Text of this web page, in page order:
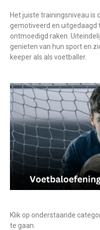
Het juiste trainingsniveau is
gemotiveerd en uitgedaagd
ontmoedigd raken.
genieten van hun sport en
keeper als als voetballer.
Klik op onderstaande
te gaan.